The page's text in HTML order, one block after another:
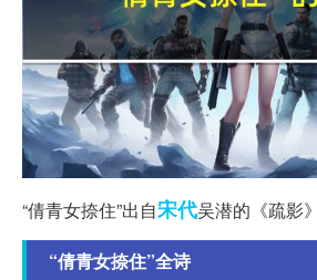
“倩青女捺住”出自宋代吴潜的《疏影》
“倩青女捺住”全诗